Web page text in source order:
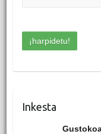
Inkesta